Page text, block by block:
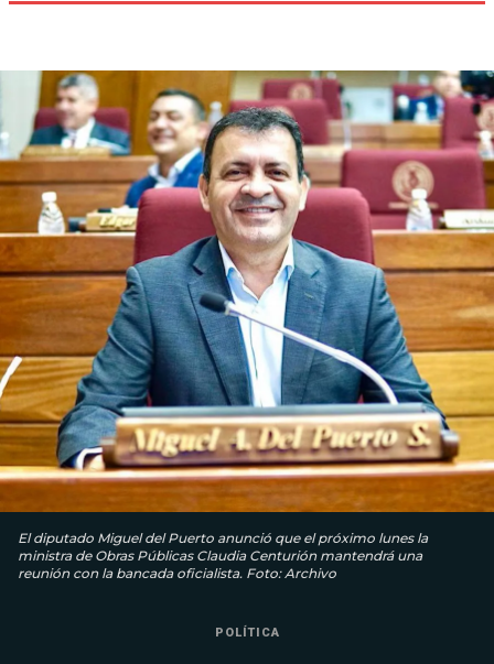
El diputado Miguel del Puerto anunció que el próximo lunes la
ministra de Obras Públicas Claudia Centurión mantendrá una
reunión con la bancada oficialista. Foto: Archivo
POLÍTICA